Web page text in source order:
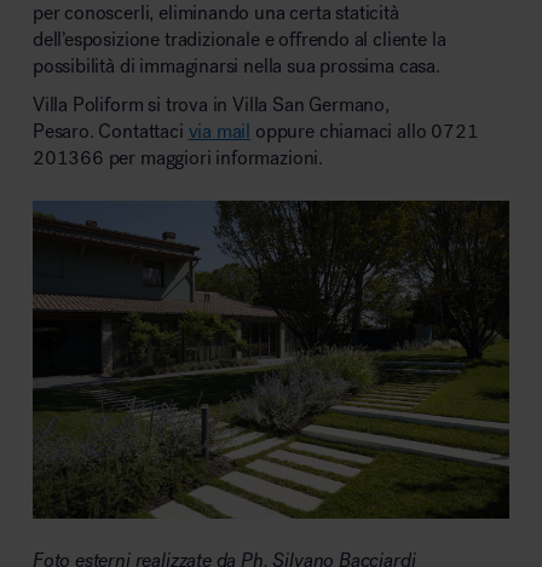
per conoscerli, eliminando una certa staticità
dell’esposizione tradizionale e offrendo al cliente la
possibilità di immaginarsi nella sua prossima casa.
Villa Poliform si trova in Villa San Germano,
Pesaro. Contattaci via mail oppure chiamaci allo 0721
201366 per maggiori informazioni.
Foto esterni realizzate da Ph. Silvano Bacciardi